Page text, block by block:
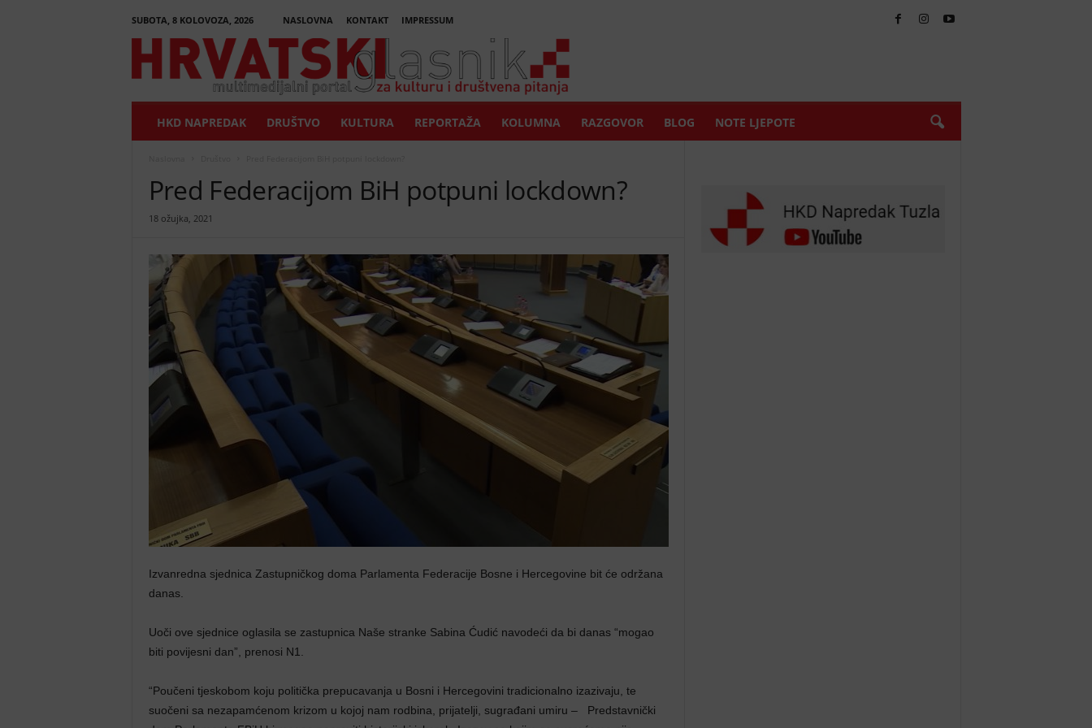
SUBOTA, 8 KOLOVOZA, 2026 NASLOVNA KONTAKT
IMPRESSUM
H
k
HKD NAPREDAK DRUŠTVO KULTURA REPORTAŽA KOLUMNA RAZGOVOR BLOG NOTE LJEPOTE
Pred Federacijom BiH potpuni lockdown?
18 ožujka, 2021
Izvanredna sjednica Zastupničkog doma Parlamenta Federacije Bosne i Hercegovine bit će održana
danas.
Uoči ove sjednice oglasila se zastupnica Naše stranke Sabina Ćudić navodeći da bi danas “mogao
biti povijesni dan”, prenosi N1.
“Poučeni tjeskobom koju politička prepucavanja u Bosni i Hercegovini tradicionalno izazivaju, te
suočeni sa nezapamćenom krizom u kojoj nam rodbina, prijatelji, sugrađani umiru – Predstavnički